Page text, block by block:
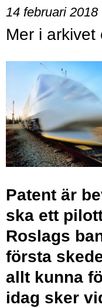
14 februari 2018
Patent är
ska ett
Roslags
första
allt kunna
idag sker